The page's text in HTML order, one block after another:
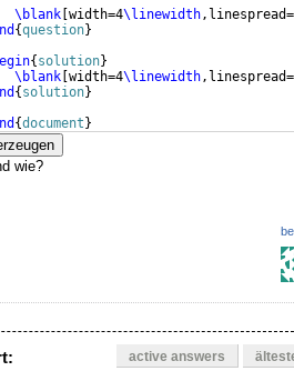
\blank width=4\linewidth
{question}
{ solution}
\blank width=4\linewidth
{ solution}
{document }
wie?
active answers